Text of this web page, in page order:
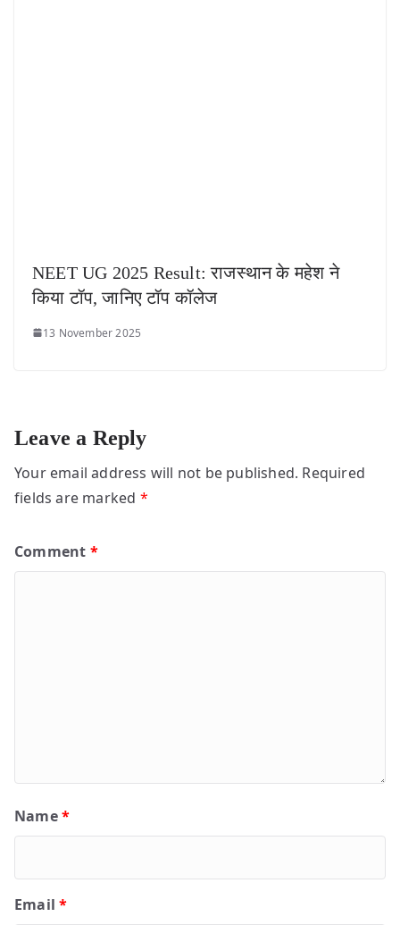
NEET UG 2025 Result: राजस्थान के महेश ने
किया टॉप, जानिए टॉप कॉलेज
13 November 2025
Leave a Reply
Your email address will not be published. Required
fields are marked *
Comment *
Name*
Email*